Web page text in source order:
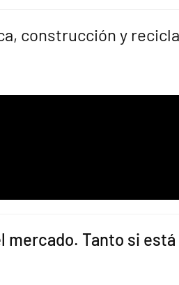
construcción y
Tanto si está